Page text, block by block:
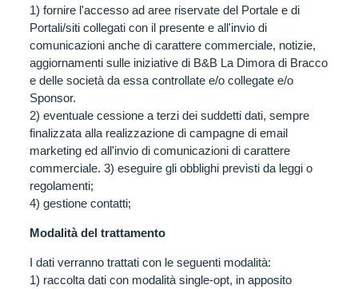
1) fornire l'accesso ad aree riservate del Portale e di
Portali/siti collegati con il presente e all'invio di
comunicazioni anche di carattere commerciale, notizie,
aggiornamenti sulle iniziative di B&B La Dimora di Bracco
e delle società da essa controllate e/o collegate e/o
Sponsor.
2) eventuale cessione a terzi dei suddetti dati, sempre
finalizzata alla realizzazione di campagne di email
marketing ed all'invio di comunicazioni di carattere
commerciale. 3) eseguire gli obblighi previsti da leggi o
regolamenti;
4) gestione contatti;
Modalità del trattamento
I dati verranno trattati con le seguenti modalità:
1) raccolta dati con modalità single-opt, in apposito